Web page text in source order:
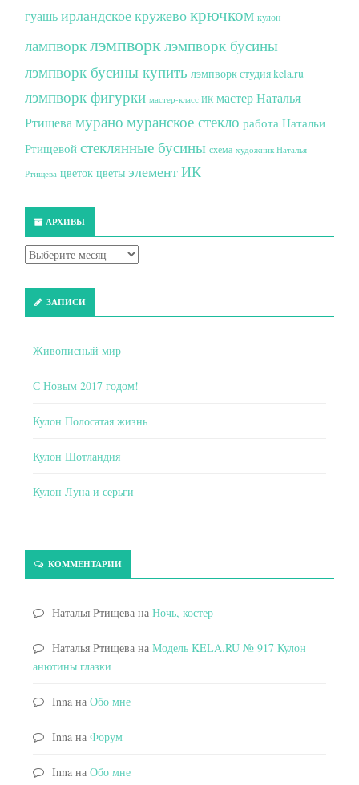
гуашьирландское кружевокрючком кулон
лампворклэмпворк лэмпворк бусины
лэмпворк бусины купить лэмпворк студия kela.ru
лэмпворк фигурки мастер-класс ИК мастер Наталья
Ртищевамурано муранское стекло работа Натальи
Ртищевой стеклянные бусины схема художник Наталья
Ртищева цветок цветы элемент ИК
АРХИВЫ
ЗАПИСИ
Живописный мир
С Новым 2017 годом!
Кулон Полосатая жизнь
Кулон Шотландия
Кулон Луна и серьги
КОММЕНТАРИИ
Наталья Ртищева на Ночь, костер
Наталья Ртищева на Модель KELA.RU № 917 Кулон
анютины глазки
Inna на Обо мне
Inna на Форум
Inna на Обо мне